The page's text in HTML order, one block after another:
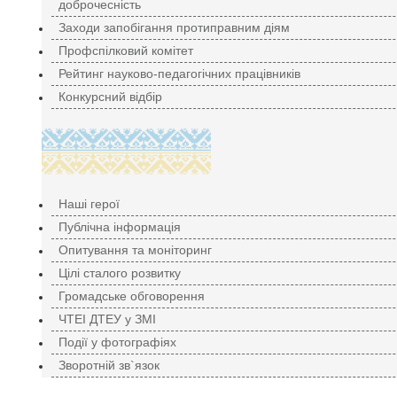
доброчесність
Заходи запобігання протиправним діям
Профспілковий комітет
Рейтинг науково-педагогічних працівників
Конкурсний відбір
Наші герої
Публічна інформація
Опитування та моніторинг
Цілі сталого розвитку
Громадське обговорення
ЧТЕІ ДТЕУ у ЗМІ
Події у фотографіях
Зворотній зв`язок